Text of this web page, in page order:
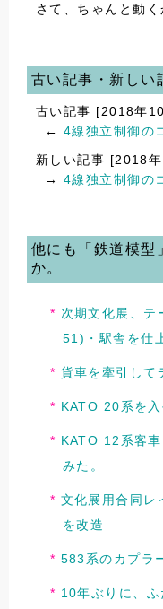
さて、ちゃんと動く
古い記事・新しい
古い記事 [2018年
← 4線独立制御の
新しい記事 [2018
→ 4線独立制御の
他にも「鉄道模型
か。
次期文化展、テ
51)・駅舎を仕
貨車を牽引して
KATO 20系を入
KATO 12系客
みた。
文化展用合同レ
を改造
583系のカプラ
10年ぶりに、ふ